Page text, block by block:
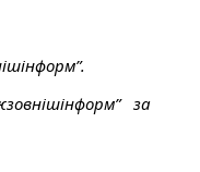
за